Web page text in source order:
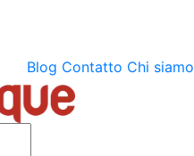
Blog Contatto Chi siamo